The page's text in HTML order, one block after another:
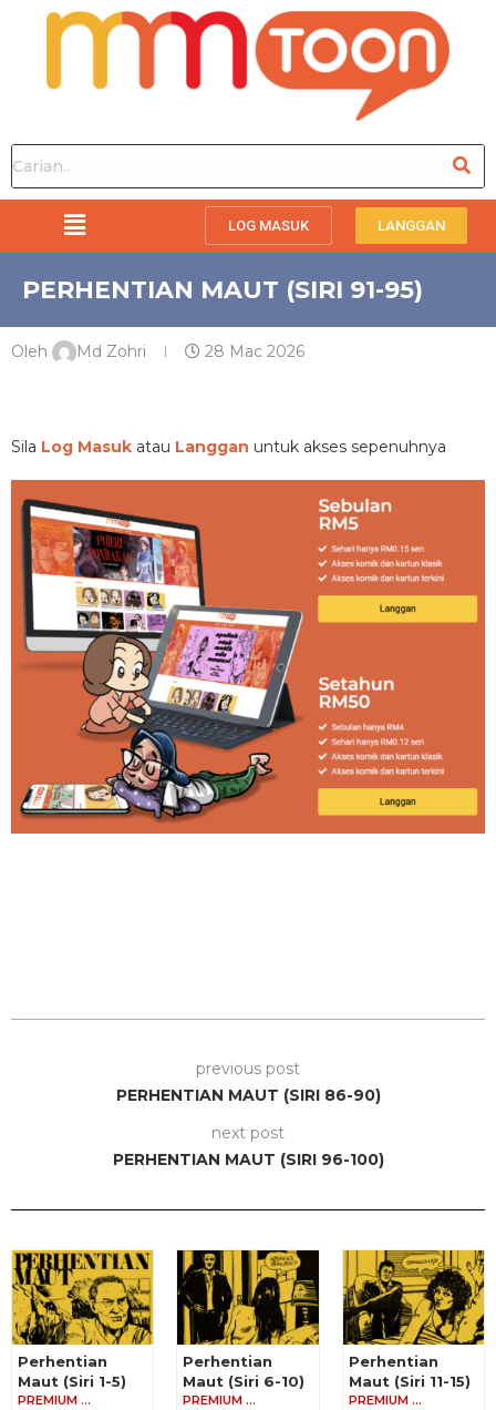
LOG MASUK LANGGAN
PERHENTIAN MAUT (SIRI 91-95)
Oleh Md Zohri 28 Mac 2026
Sila Log Masuk atau Langgan untuk akses sepenuhnya
previous post
PERHENTIAN MAUT (SIRI 86-90)
next post
PERHENTIAN MAUT (SIRI 96-100)
Perhentian
Maut (Siri 1-5)
PREMIUM …
Perhentian
Maut (Siri 6-10)
PREMIUM …
Perhentian
Maut (Siri 11-15)
PREMIUM …